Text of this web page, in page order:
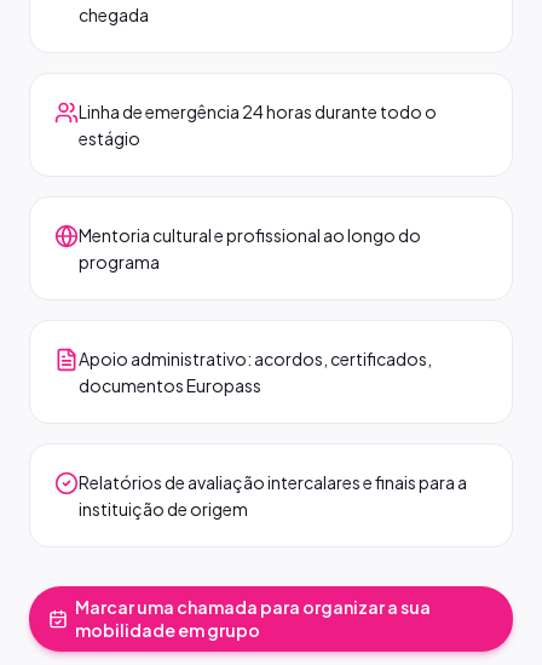
chegada
Linha de emergência 24 horas durante todo o
estágio
Mentoria cultural e profissional ao longo do
programa
Apoio administrativo: acordos, certificados,
documentos Europass
Relatórios de avaliação intercalares e finais para a
instituição de origem
Marcar uma chamada para organizar a sua
mobilidade em grupo